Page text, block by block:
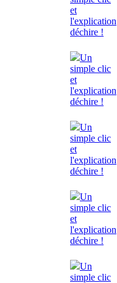
et
l'explication
déchire !
Un
simple clic
et
l'explication
déchire !
Un
simple clic
et
l'explication
déchire !
Un
simple clic
et
l'explication
déchire !
Un
simple clic